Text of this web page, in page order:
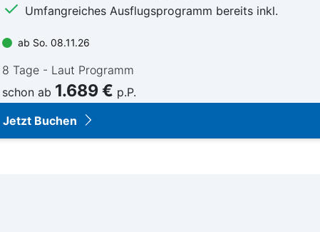
Umfangreiches Ausflugsprogramm bereits inkl.
ab So. 08.11.26
8 Tage - Laut Programm
schon ab 1.689 € p.P.
Jetzt Buchen